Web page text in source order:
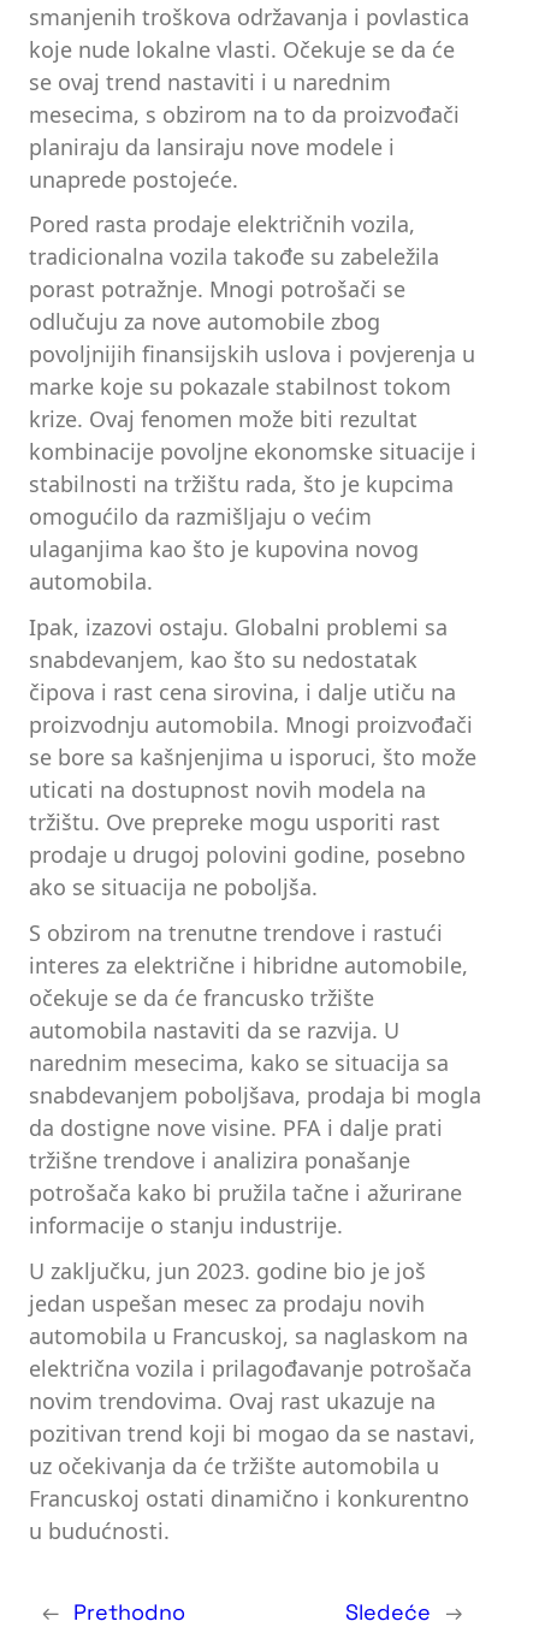
smanjenih troškova održavanja i povlastica
koje nude lokalne vlasti. Očekuje se da će
se ovaj trend nastaviti i u narednim
mesecima, s obzirom na to da proizvođači
planiraju da lansiraju nove modele i
unaprede postojeće.
Pored rasta prodaje električnih vozila,
tradicionalna vozila takođe su zabeležila
porast potražnje. Mnogi potrošači se
odlučuju za nove automobile zbog
povoljnijih finansijskih uslova i povjerenja u
marke koje su pokazale stabilnost tokom
krize. Ovaj fenomen može biti rezultat
kombinacije povoljne ekonomske situacije i
stabilnosti na tržištu rada, što je kupcima
omogućilo da razmišljaju o većim
ulaganjima kao što je kupovina novog
automobila.
Ipak, izazovi ostaju. Globalni problemi sa
snabdevanjem, kao što su nedostatak
čipova i rast cena sirovina, i dalje utiču na
proizvodnju automobila. Mnogi proizvođači
se bore sa kašnjenjima u isporuci, što može
uticati na dostupnost novih modela na
tržištu. Ove prepreke mogu usporiti rast
prodaje u drugoj polovini godine, posebno
ako se situacija ne poboljša.
S obzirom na trenutne trendove i rastući
interes za električne i hibridne automobile,
očekuje se da će francusko tržište
automobila nastaviti da se razvija. U
narednim mesecima, kako se situacija sa
snabdevanjem poboljšava, prodaja bi mogla
da dostigne nove visine. PFA i dalje prati
tržišne trendove i analizira ponašanje
potrošača kako bi pružila tačne i ažurirane
informacije o stanju industrije.
U zaključku, jun 2023. godine bio je još
jedan uspešan mesec za prodaju novih
automobila u Francuskoj, sa naglaskom na
električna vozila i prilagođavanje potrošača
novim trendovima. Ovaj rast ukazuje na
pozitivan trend koji bi mogao da se nastavi,
uz očekivanja da će tržište automobila u
Francuskoj ostati dinamično i konkurentno
u budućnosti.
← Prethodno Sledeće →